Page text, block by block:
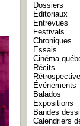
Dossiers
Éditoriaux
Entrevues
Festivals
Chroniques
Essais
Cinéma
Récits
Événements
Balados
Expositions
Bandes
Calendriers